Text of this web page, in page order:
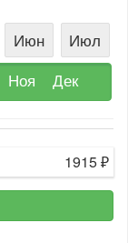
Июн
Июл
Ноя Дек
1915₽